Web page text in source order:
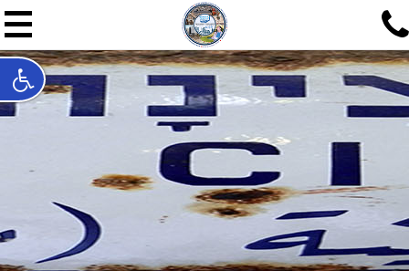
תל אביב שלי
תיור ישראלי בעריכת אילן
האתר המרכזי להיסטוריה של תל אביב ותולדות ארץ ישראל -
חייגו עכשיו:052-7747748
שלחו פנייה: ilan@mytelaviv.co.il
English עברית צור קשר